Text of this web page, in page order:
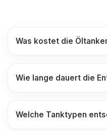
Was kostet die
Wie lange dauert die
Welche Tanktypen